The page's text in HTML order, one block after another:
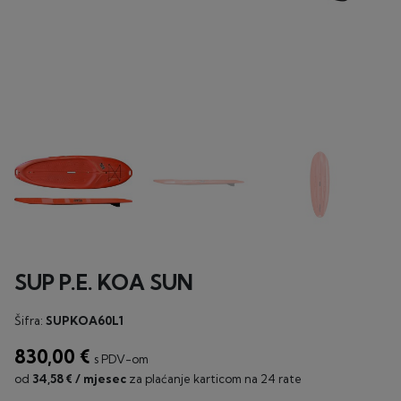
SUP P.E. KOA SUN
Šifra: SUPKOA60L1
830,00 € s PDV-om
od 34,58 € / mjesec za plaćanje karticom na 24 rate